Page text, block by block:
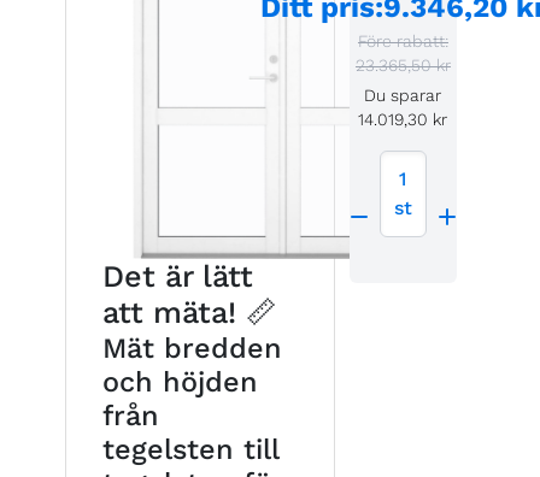
Det är lätt
att mäta! 📏
Mät bredden
och höjden
från
tegelsten till
Ditt pris:9.346,20
Före rabatt:
23.365,50 kr
Du sparar
14.019,30 kr
1
st